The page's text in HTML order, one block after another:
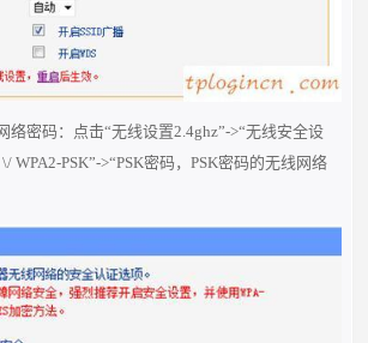
络密码：点击“无线设置2.4ghz”->“无线安全设
WPA2-PSK”->“PSK密码，PSK密码的无线网络